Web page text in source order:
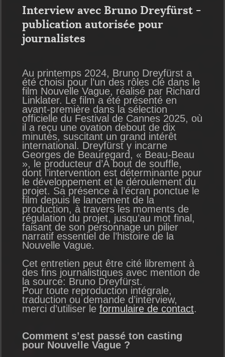
Interview avec Bruno Dreyfürst -
publication autorisée pour
journalistes
Au printemps 2024, Bruno Dreyfürst a
été choisi pour l’un des rôles clé dans le
film Nouvelle Vague, réalisé par Richard
Linklater. Le film a été présenté en
avant-première dans la sélection
officielle du Festival de Cannes 2025, où
il a reçu une ovation debout de dix
minutes, suscitant un grand intérêt
international. Dreyfürst y incarne
Georges de Beauregard, « Beau-Beau
», le producteur d’À bout de souffle,
dont l’intervention est déterminante pour
le développement et le déroulement du
projet. Sa présence à l’écran ponctue le
film depuis le lancement de la
production, à travers les moments de
régulation du projet, jusqu’au mot final,
faisant de son personnage un pilier
narratif essentiel de l’histoire de la
Nouvelle Vague.
Cet entretien peut être cité librement à
des fins journalistiques avec mention de
la source: Bruno Dreyfürst.
Pour toute reproduction intégrale,
traduction ou demande d’interview,
merci d’utiliser le formulaire de contact.
Comment s’est passé ton casting
pour Nouvelle Vague ?